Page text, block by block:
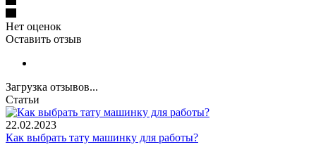
Нет оценок
Оставить отзыв
Загрузка отзывов...
Статьи
22.02.2023
Как выбрать тату машинку для работы?